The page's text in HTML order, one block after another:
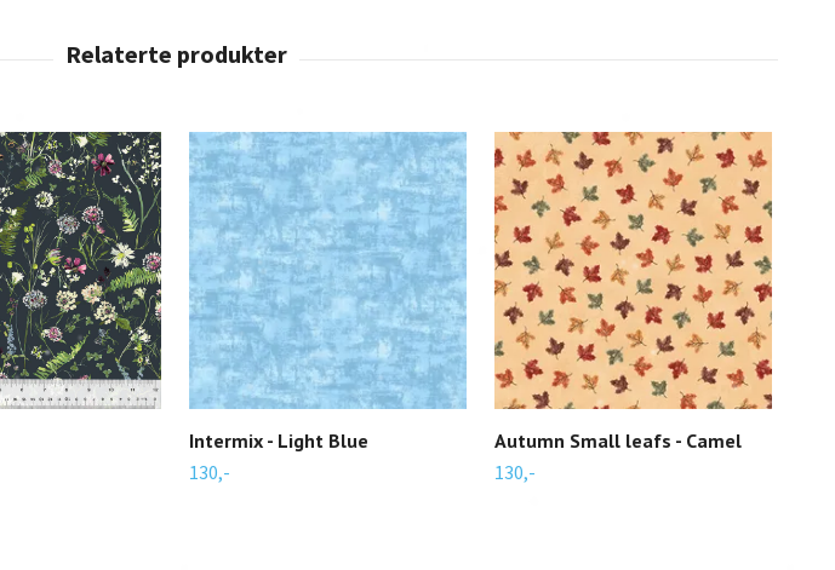
Intermix - Light Blue
130,-
Autumn Small leafs - Camel
130,-